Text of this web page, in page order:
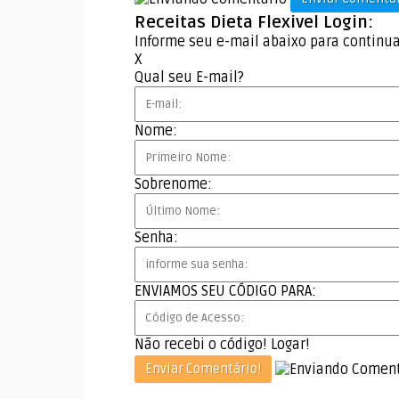
Receitas Dieta Flexivel Login:
Informe seu e-mail abaixo para
X
Qual seu E-mail?
Nome:
Sobrenome:
Senha:
ENVIAMOS SEU CÓDIGO PARA:
Não recebi o código! Logar!
Enviar Comentário!